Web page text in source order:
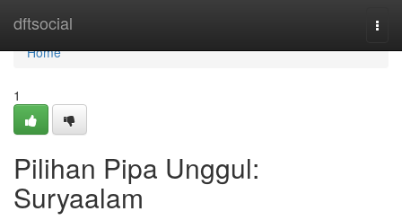
dftsocial
Home
Home
1
Pilihan Pipa Unggul:
Suryaalam